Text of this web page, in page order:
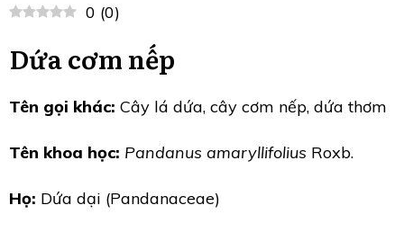
0 (0)
Dứa cơm nếp
Tên gọi khác: Cây lá dứa, cây cơm nếp, dứa thơm
Tên khoa học: Pandanus amaryllifolius Roxb.
Họ: Dứa dại (Pandanaceae)